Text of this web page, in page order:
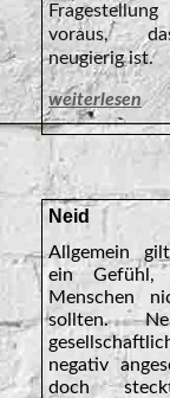
voraus,
neugierig ist.
weiterlesen
Neid
Allgemein
ein Gefühl,
Menschen
sollten.
negativ
doch